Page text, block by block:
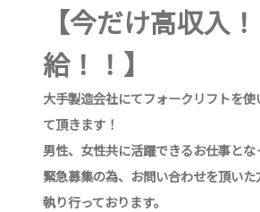
【今だけ高収入
給！！】
大手製造会社にてフォークリフトを
て頂きます！
男性、女性共に活躍できるお仕事と
緊急募集の為、お問い合わせを頂い
執り行っております。